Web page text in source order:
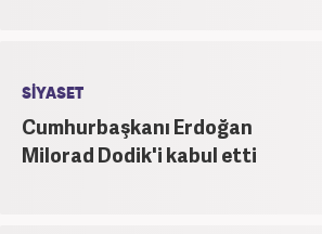
SİYASET
Cumhurbaşkanı Erdoğan
Milorad Dodik'i kabul etti